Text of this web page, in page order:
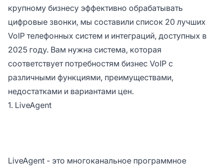
крупному бизнесу эффективно обрабатывать
цифровые звонки, мы составили список 20 лучших
VoIP телефонных систем и интеграций, доступных в
2025 году. Вам нужна система, которая
соответствует потребностям бизнес VoIP с
различными функциями, преимуществами,
недостатками и вариантами цен.
1. LiveAgent
LiveAgent - это многоканальное программное